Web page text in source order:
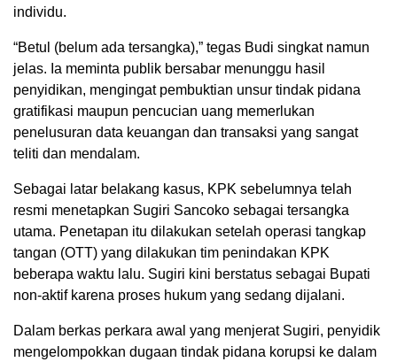
individu.
“Betul (belum ada tersangka),” tegas Budi singkat namun
jelas. Ia meminta publik bersabar menunggu hasil
penyidikan, mengingat pembuktian unsur tindak pidana
gratifikasi maupun pencucian uang memerlukan
penelusuran data keuangan dan transaksi yang sangat
teliti dan mendalam.
Sebagai latar belakang kasus, KPK sebelumnya telah
resmi menetapkan Sugiri Sancoko sebagai tersangka
utama. Penetapan itu dilakukan setelah operasi tangkap
tangan (OTT) yang dilakukan tim penindakan KPK
beberapa waktu lalu. Sugiri kini berstatus sebagai Bupati
non-aktif karena proses hukum yang sedang dijalani.
Dalam berkas perkara awal yang menjerat Sugiri, penyidik
mengelompokkan dugaan tindak pidana korupsi ke dalam